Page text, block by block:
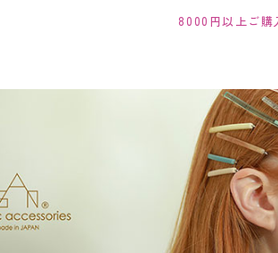
8000円以上ご購